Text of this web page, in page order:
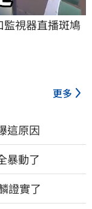
監視器直播斑鳩
更多
這原因
暴動了
證實了